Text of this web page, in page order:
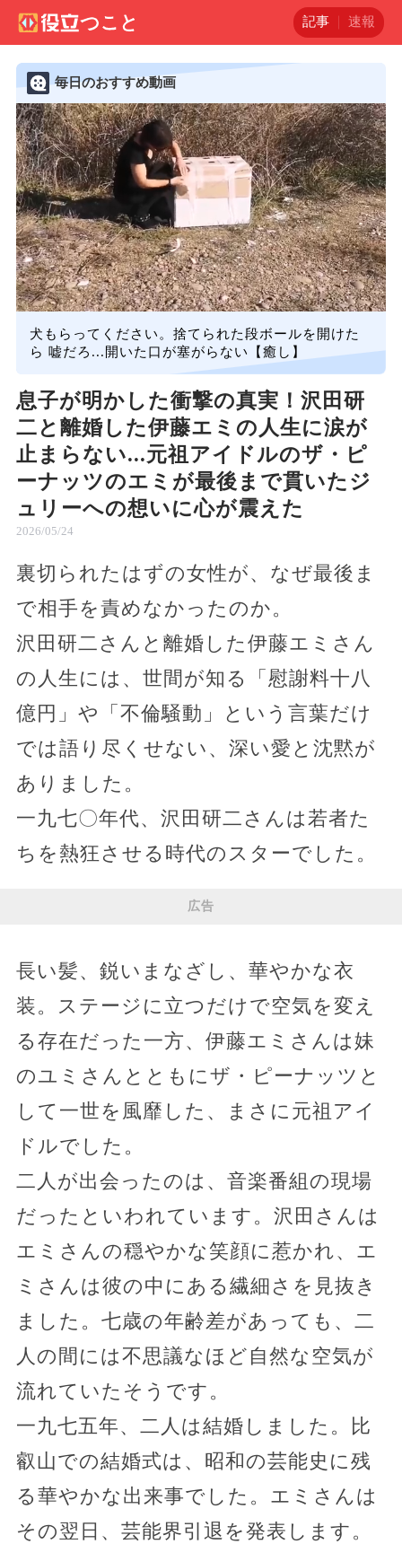
記事 速報
毎日のおすすめ動画
犬もらってください。捨てられた段ボールを開けた
ら 嘘だろ...開いた口が塞がらない【癒し】
息子が明かした衝撃の真実！沢田研
二と離婚した伊藤エミの人生に涙が
止まらない...元祖アイドルのザ・ピ
ーナッツのエミが最後まで貫いたジ
ュリーへの想いに心が震えた
2026/05/24
裏切られたはずの女性が、なぜ最後ま
で相手を責めなかったのか。
沢田研二さんと離婚した伊藤エミさん
の人生には、世間が知る「慰謝料十八
億円」や「不倫騒動」という言葉だけ
では語り尽くせない、深い愛と沈黙が
ありました。
一九七〇年代、沢田研二さんは若者た
ちを熱狂させる時代のスターでした。
広告
長い髪、鋭いまなざし、華やかな衣
装。ステージに立つだけで空気を変え
る存在だった一方、伊藤エミさんは妹
のユミさんとともにザ・ピーナッツと
して一世を風靡した、まさに元祖アイ
ドルでした。
二人が出会ったのは、音楽番組の現場
だったといわれています。沢田さんは
エミさんの穏やかな笑顔に惹かれ、エ
ミさんは彼の中にある繊細さを見抜き
ました。七歳の年齢差があっても、二
人の間には不思議なほど自然な空気が
流れていたそうです。
一九七五年、二人は結婚しました。比
叡山での結婚式は、昭和の芸能史に残
る華やかな出来事でした。エミさんは
その翌日、芸能界引退を発表します。